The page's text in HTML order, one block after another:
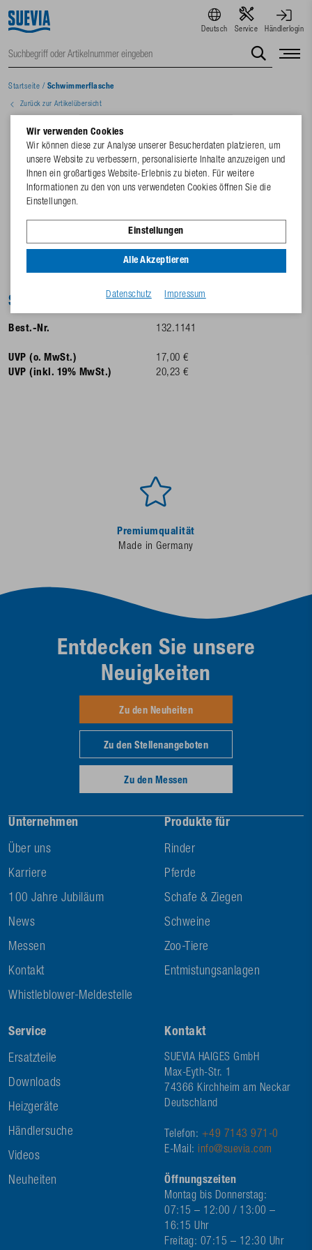
Deutsch Service Händlerlogin
Startseite / Schwimmerflasche
Zurück zur Artikelübersicht
Schwimmerflasche
Best.-Nr. 132.1141
UVP (o. MwSt.)
17,00 €
UVP (inkl. 19% MwSt.)
20,23 €
Premiumqualität
Made in Germany
Unternehmen
Über uns
Karriere
100 Jahre Jubiläum
News
Messen
Kontakt
Whistleblower-Meldestelle
Produkte für
Rinder
Pferde
Schafe & Ziegen
Schweine
Zoo-Tiere
Entmistungsanlagen
Service
Ersatzteile
Downloads
Heizgeräte
Händlersuche
Videos
Neuheiten
Kontakt
SUEVIA HAIGES GmbH
Max-Eyth-Str. 1
74366 Kirchheim am Neckar
Deutschland
Telefon: +49 7143 971-0
E-Mail: info@suevia.com
Öffnungszeiten
Montag bis Donnerstag:
07:15 – 12:00 / 13:00 –
16:15 Uhr
Freitag: 07:15 – 12:30 Uhr
Entdecken Sie unsere
Neuigkeiten
Zu den Neuheiten
Zu den Stellenangeboten
Zu den Messen
Wir verwenden Cookies
Wir können diese zur Analyse unserer Besucherdaten platzieren, um
unsere Website zu verbessern, personalisierte Inhalte anzuzeigen und
Ihnen ein großartiges Website-Erlebnis zu bieten. Für weitere
Informationen zu den von uns verwendeten Cookies öffnen Sie die
Einstellungen.
Einstellungen
Alle Akzeptieren
Datenschutz Impressum